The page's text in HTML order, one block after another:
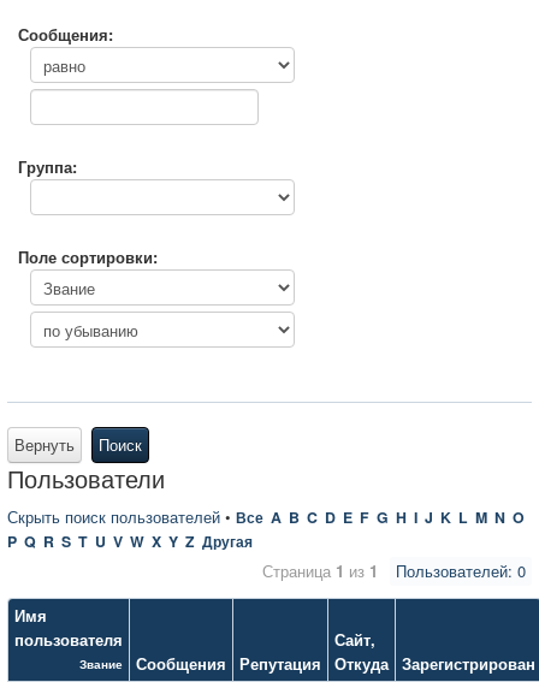
Сообщения:
Группа:
Поле сортировки:
Вернуть Поиск
Пользователи
Скрыть поиск пользователей • Все A B C D E F G H I J K L M N O
P Q R S T U V W X Y Z Другая
Пользователей: 0
Страница 1 из 1
Имя
пользователя
Звание Сообщения Репутация
Сайт,
Откуда Зарегистрирован